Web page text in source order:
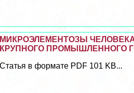
МИКРОЭЛЕМЕНТОЗЫ
КРУПНОГО ПРОМЫШЛЕННОГО
Статья в формате PDF 101 KB...